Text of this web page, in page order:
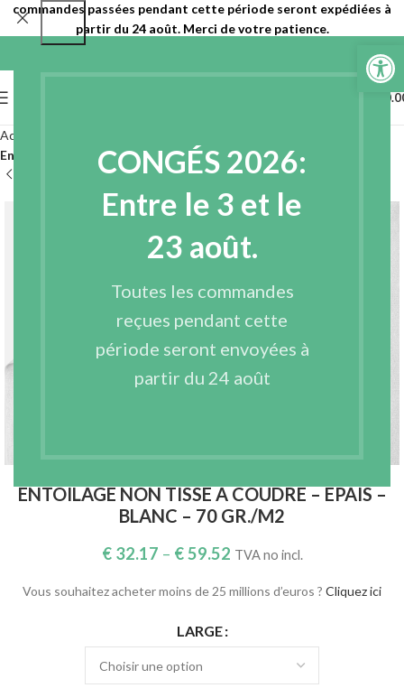
CONGÉS 2026:
Entre le 3 et le
23 août.
Toutes les commandes
reçues pendant cette
période seront envoyées à
partir du 24 août
Ouvrir
Accueil
Entoilages non tissés à coudre
ENTOILAGE NON TISSÉ À COUDRE – ÉPAIS –
BLANC – 70 GR./M2
€32.17 – €59.52 TVA no incl.
Vous souhaitez acheter moins de 25 millions d’euros ? Cliquez ici
LARGE
commandes passées pendant cette période seront expédiées à
partir du 24 août. Merci de votre patience.